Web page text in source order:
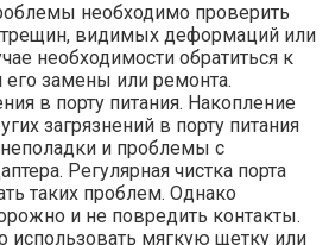
необходимо проверить
трещин, видимых деформаций или
необходимости обратиться к
его замены или ремонта.
в порту питания. Накопление
загрязнений в порту питания
и проблемы с
Регулярная чистка порта
таких проблем. Однако
и не повредить контакты.
использовать мягкую щетку или